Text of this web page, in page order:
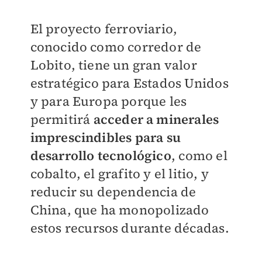
El proyecto ferroviario,
conocido como corredor de
Lobito, tiene un gran valor
estratégico para Estados Unidos
y para Europa porque les
permitirá acceder a minerales
imprescindibles para su
desarrollo tecnológico, como el
cobalto, el grafito y el litio, y
reducir su dependencia de
China, que ha monopolizado
estos recursos durante décadas.